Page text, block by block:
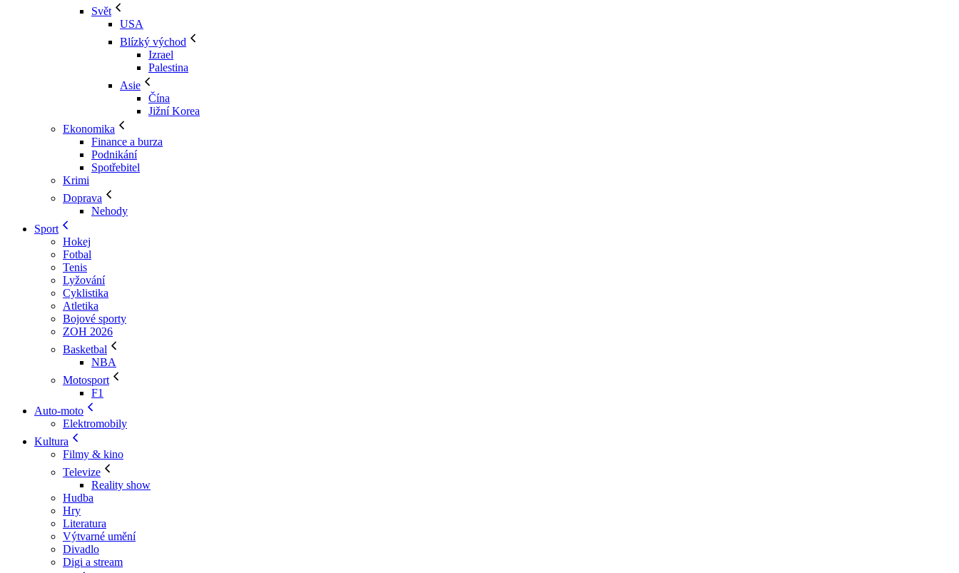
Svět
USA
Blízký východ
Izrael
Palestina
Asie
Čína
Jižní Korea
Ekonomika
Finance a burza
Podnikání
Spotřebitel
Krimi
Doprava
Nehody
Sport
Hokej
Fotbal
Tenis
Lyžování
Cyklistika
Atletika
Bojové sporty
ZOH 2026
Basketbal
NBA
Motosport
F1
Auto-moto
Elektromobily
Kultura
Filmy & kino
Televize
Reality show
Hudba
Hry
Literatura
Výtvarné umění
Divadlo
Digi a stream